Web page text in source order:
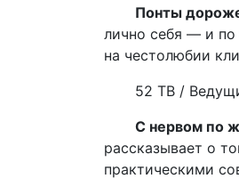
Понты
лично себя — и по
на честолюбии
52 ТВ /
С нервом по
рассказывает о
практическими